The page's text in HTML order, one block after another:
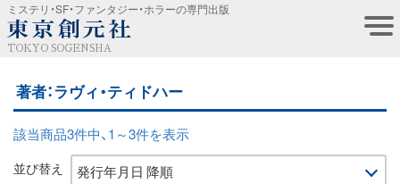
ミステリ・SF・ファンタジー・ホラーの専門出版
TOKYO SOGENSHA
著者：ラヴィ・ティドハー
該当商品3件中、1～3件を表示
並び替え